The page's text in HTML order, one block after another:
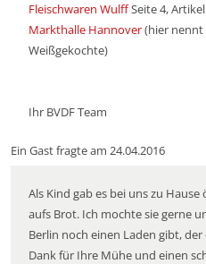
Fleischwaren WulffSeite 4,
Markthalle Hannover(hier nennt
Weißgekochte)
Ihr BVDF Team
Ein Gast fragte am 24.04.2016
Als Kind gab es bei uns zu
aufs Brot. Ich mochte sie gerne
Berlin noch einen Laden gibt,
Dank für Ihre Mühe und einen